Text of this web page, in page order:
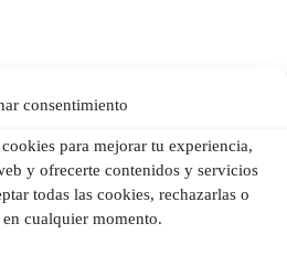
consentimiento
para mejorar tu experiencia,
y ofrecerte contenidos y servicios
todas las cookies, rechazarlas o
cualquier momento.
editorial
de los elementos más